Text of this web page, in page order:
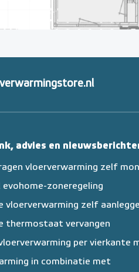
advies en
vloerverwarming zelf
evohome-zoneregeling
vloerverwarming zelf
thermostaat vervangen
per vierkante
in combinatie met